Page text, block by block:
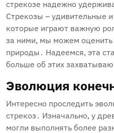
стрекозе надежно
Стрекозы – удивительные
которые играют важную
за ними‚ мы можем оценить
природы․ Надеемся‚ эта
больше об этих
Эволюция
Интересно проследить
стрекоз․ Изначально‚ у
могли выполнять более